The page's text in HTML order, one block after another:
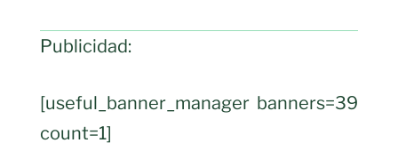
Publicidad:
[useful_banner_manager banners=39
count=1]